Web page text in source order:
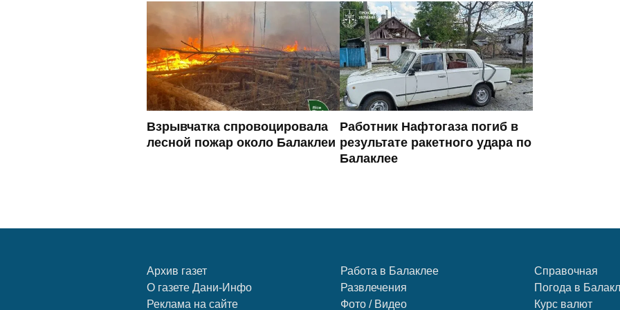
Взрывчатка спровоцировала
лесной пожар около Балаклеи
Работник Нафтогаза погиб в
результате ракетного удара по
Балаклее
Архив газет
О газете Дани-Инфо
Реклама на сайте
Работа в Балаклее
Развлечения
Фото / Видео
Справочная
Погода в
Курс валют